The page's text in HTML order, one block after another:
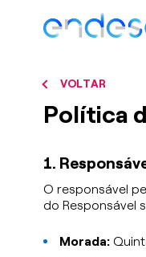
VOLTAR
Política
1.
O responsável
do Responsável
Morada: